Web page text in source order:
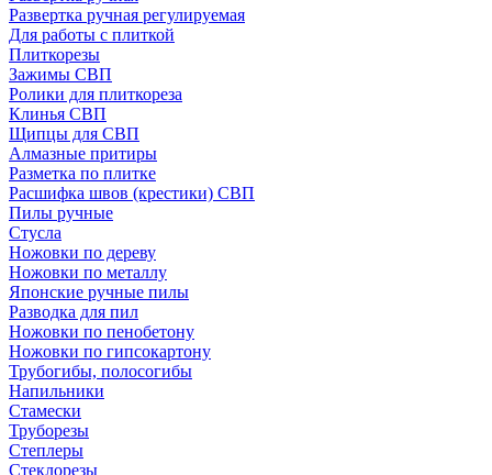
Развертка ручная регулируемая
Для работы с плиткой
Плиткорезы
Зажимы СВП
Ролики для плиткореза
Клинья СВП
Щипцы для СВП
Алмазные притиры
Разметка по плитке
Расшифка швов (крестики) СВП
Пилы ручные
Стусла
Ножовки по дереву
Ножовки по металлу
Японские ручные пилы
Разводка для пил
Ножовки по пенобетону
Ножовки по гипсокартону
Трубогибы, полосогибы
Напильники
Стамески
Труборезы
Степлеры
Стеклорезы